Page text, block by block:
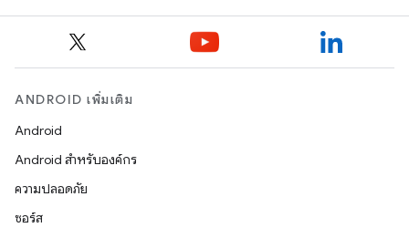
ANDROID เพิ่มเติม
Android
Android สำหรับองค์กร
ความปลอดภัย
ซอร์ส